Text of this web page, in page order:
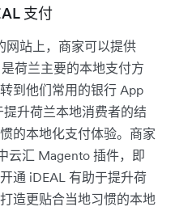
支付
网站上，商家可以提供
荷兰主要的本地支付方
到他们常用的银行 App
升荷兰本地消费者的结
的本地化支付体验。商家
云汇 Magento 插件，即
开通 iDEAL 有助于提升荷
造更贴合当地习惯的本地